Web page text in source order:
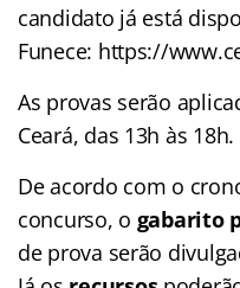
candidato já está
Funece: https://
As provas serão
Ceará, das 13h às 18h.
De acordo com o
concurso, o gabarito
de prova serão